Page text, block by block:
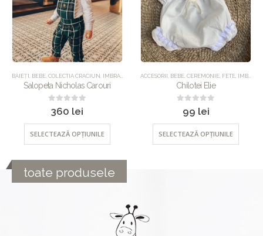
,SALOPETE,UNCATEGORIZED
ACCESORII, BEBE,CEREMONIE,FETE,IMBRACAMINTE ,UNCATEGORIZED
Chilotei Elie
0out of 5
99lei
SELECTEAZĂ OPȚIUNILE
ACCESORII,BEBE,CEREMONIE,FETE,IMBRACAMINTE
Boneta Adonia
out of 5
199lei
SELECTEAZĂ OPȚIUNILE
toate produsele